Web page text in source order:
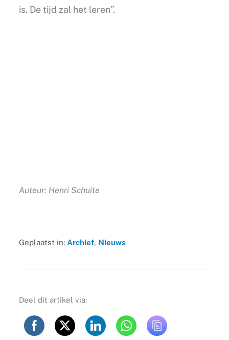
is. De tijd zal het leren”.
Auteur: Henri Schuite
Geplaatst in: Archief, Nieuws
Deel dit artikel via: